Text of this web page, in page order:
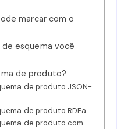
marcar com o
esquema você
de produto?
de produto JSON-
de produto RDFa
de produto com